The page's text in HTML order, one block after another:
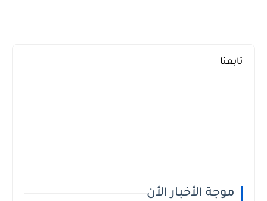
تابعنا
موجة الأخبار الأن